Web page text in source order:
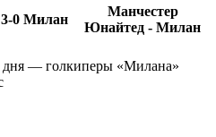
0 Милан
Манчестер
Юнайтед - Милан
дня — голкиперы «Милана»